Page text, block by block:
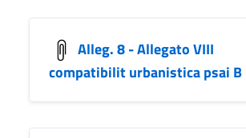
Alleg. 8 - Allegato VIII
compatibilit urbanistica psai B